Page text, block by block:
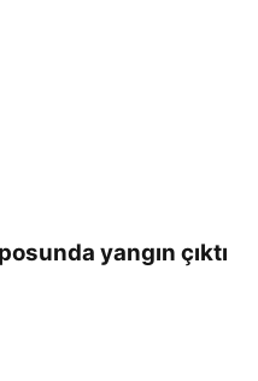
yangın çıktı